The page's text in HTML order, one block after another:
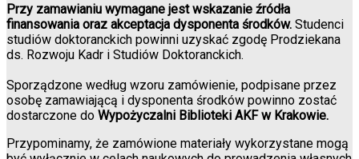
Przy zamawianiu wymagane jest wskazanie źródła
finansowania oraz akceptacja dysponenta środków. Studenci
studiów doktoranckich powinni uzyskać zgodę Prodziekana
ds. Rozwoju Kadr i Studiów Doktoranckich.
Sporządzone według wzoru zamówienie, podpisane przez
osobę zamawiającą i dysponenta środków powinno zostać
dostarczone do Wypożyczalni Biblioteki AKF w Krakowie.
Przypominamy, że zamówione materiały wykorzystane mogą